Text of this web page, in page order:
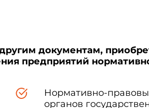
документам,
предприятий
Нормативно-
органов